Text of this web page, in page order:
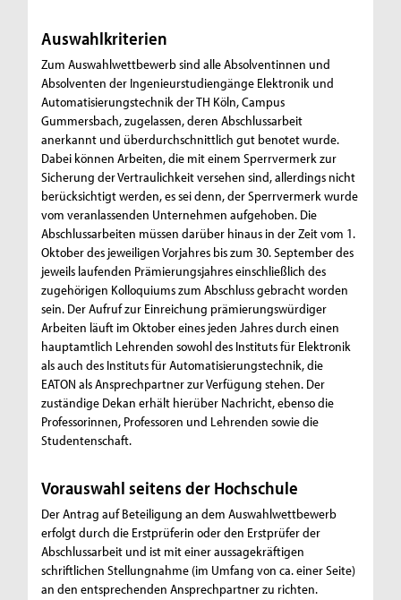
Auswahlkriterien
Zum Auswahlwettbewerb sind alle Absolventinnen und
Absolventen der Ingenieurstudiengänge Elektronik und
Automatisierungstechnik der TH Köln, Campus
Gummersbach, zugelassen, deren Abschlussarbeit
anerkannt und überdurchschnittlich gut benotet wurde.
Dabei können Arbeiten, die mit einem Sperrvermerk zur
Sicherung der Vertraulichkeit versehen sind, allerdings nicht
berücksichtigt werden, es sei denn, der Sperrvermerk wurde
vom veranlassenden Unternehmen aufgehoben. Die
Abschlussarbeiten müssen darüber hinaus in der Zeit vom 1.
Oktober des jeweiligen Vorjahres bis zum 30. September des
jeweils laufenden Prämierungsjahres einschließlich des
zugehörigen Kolloquiums zum Abschluss gebracht worden
sein. Der Aufruf zur Einreichung prämierungswürdiger
Arbeiten läuft im Oktober eines jeden Jahres durch einen
hauptamtlich Lehrenden sowohl des Instituts für Elektronik
als auch des Instituts für Automatisierungstechnik, die
EATON als Ansprechpartner zur Verfügung stehen. Der
zuständige Dekan erhält hierüber Nachricht, ebenso die
Professorinnen, Professoren und Lehrenden sowie die
Studentenschaft.
Vorauswahl seitens der Hochschule
Der Antrag auf Beteiligung an dem Auswahlwettbewerb
erfolgt durch die Erstprüferin oder den Erstprüfer der
Abschlussarbeit und ist mit einer aussagekräftigen
schriftlichen Stellungnahme (im Umfang von ca. einer Seite)
an den entsprechenden Ansprechpartner zu richten.